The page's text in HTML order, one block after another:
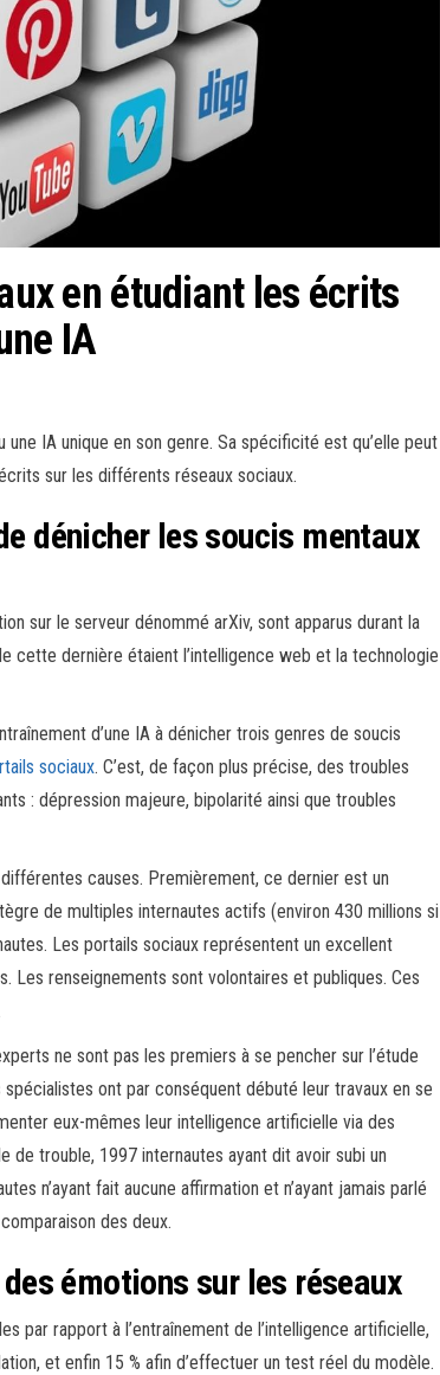
en étudiant les écrits
IA
IA unique en son genre. Sa spécificité est qu’elle peut
sur les différents réseaux sociaux.
dénicher les soucis mentaux
sur le serveur dénommé arXiv, sont apparus durant la
cette dernière étaient l’intelligence web et la technologie
d’une IA à dénicher trois genres de soucis
sociaux. C’est, de façon plus précise, des troubles
: dépression majeure, bipolarité ainsi que troubles
causes. Premièrement, ce dernier est un
de multiples internautes actifs (environ 430 millions si
Les portails sociaux représentent un excellent
Les renseignements sont volontaires et publiques. Ces
ne sont pas les premiers à se pencher sur l’étude
ont par conséquent débuté leur travaux en se
eux-mêmes leur intelligence artificielle via des
de trouble, 1997 internautes ayant dit avoir subi un
n’ayant fait aucune affirmation et n’ayant jamais parlé
des deux.
émotions sur les réseaux
par rapport à l’entraînement de l’intelligence artificielle,
et enfin 15 % afin d’effectuer un test réel du modèle.